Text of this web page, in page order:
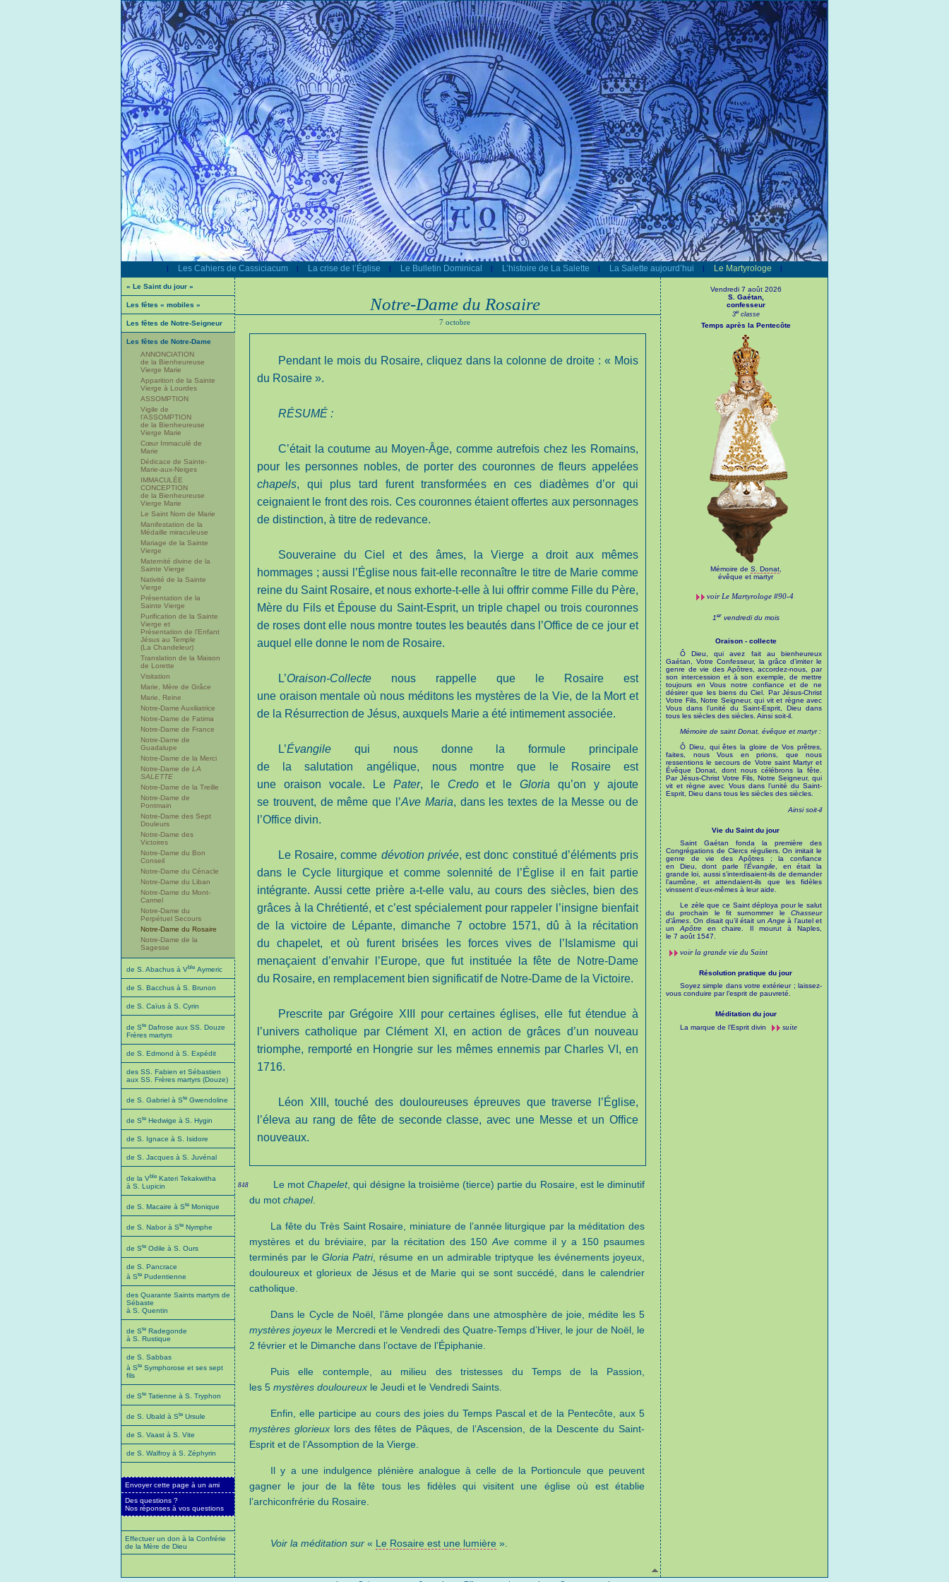
| Les Cahiers de Cassiciacum | La crise de l’Église | Le Bulletin Dominical | L’histoire de La Salette | La Salette aujourd’hui | Le Martyrologe |
« Le Saint du jour »
Les fêtes « mobiles »
Les fêtes de Notre-Seigneur
Les fêtes de Notre-Dame
ANNONCIATION
de la Bienheureuse
Vierge Marie
Apparition de la Sainte
Vierge à Lourdes
ASSOMPTION
Vigile de
l’ASSOMPTION
de la Bienheureuse
Vierge Marie
Cœur Immaculé de
Marie
Dédicace de Sainte-
Marie-aux-Neiges
IMMACULÉE
CONCEPTION
de la Bienheureuse
Vierge Marie
Le Saint Nom de Marie
Manifestation de la
Médaille miraculeuse
Mariage de la Sainte
Vierge
Maternité divine de la
Sainte Vierge
Nativité de la Sainte
Vierge
Présentation de la
Sainte Vierge
Purification de la Sainte
Vierge et
Présentation de l’Enfant
Jésus au Temple
(La Chandeleur)
Translation de la Maison
de Lorette
Visitation
Marie, Mère de Grâce
Marie, Reine
Notre-Dame Auxiliatrice
Notre-Dame de Fatima
Notre-Dame de France
Notre-Dame de
Guadalupe
Notre-Dame de la Merci
Notre-Dame de LA
SALETTE
Notre-Dame de la Treille
Notre-Dame de
Pontmain
Notre-Dame des Sept
Douleurs
Notre-Dame des
Victoires
Notre-Dame du Bon
Conseil
Notre-Dame du Cénacle
Notre-Dame du Liban
Notre-Dame du Mont-
Carmel
Notre-Dame du
Perpétuel Secours
Notre-Dame du Rosaire
Notre-Dame de la
Sagesse
de S. Abachus à Vble Aymeric
de S. Bacchus à S. Brunon
de S. Caïus à S. Cyrin
de Ste Dafrose aux SS. Douze
Frères martyrs
de S. Edmond à S. Expédit
des SS. Fabien et Sébastien
aux SS. Frères martyrs (Douze)
de S. Gabriel à Ste Gwendoline
de Ste Hedwige à S. Hygin
de S. Ignace à S. Isidore
de S. Jacques à S. Juvénal
de la Vble Kateri Tekakwitha
à S. Lupicin
de S. Macaire à Ste Monique
de S. Nabor à Ste Nymphe
de Ste Odile à S. Ours
de S. Pancrace
à Ste Pudentienne
des Quarante Saints martyrs de
Sébaste
à S. Quentin
de Ste Radegonde
à S. Rustique
de S. Sabbas
à Ste Symphorose et ses sept
fils
de Ste Tatienne à S. Tryphon
de S. Ubald à Ste Ursule
de S. Vaast à S. Vite
de S. Walfroy à S. Zéphyrin
Envoyer cette page à un ami
Des questions ?
Nos réponses à vos questions
Effectuer un don à la Confrérie
de la Mère de Dieu
Notre-Dame du Rosaire
7 octobre
Pendant le mois du Rosaire, cliquez dans la colonne de droite : « Mois
du Rosaire ».
RÉSUMÉ :
C’était la coutume au Moyen-Âge, comme autrefois chez les Romains,
pour les personnes nobles, de porter des couronnes de fleurs appelées
chapels, qui plus tard furent transformées en ces diadèmes d’or qui
ceignaient le front des rois. Ces couronnes étaient offertes aux personnages
de distinction, à titre de redevance.
Souveraine du Ciel et des âmes, la Vierge a droit aux mêmes
hommages ; aussi l’Église nous fait-elle reconnaître le titre de Marie comme
reine du Saint Rosaire, et nous exhorte-t-elle à lui offrir comme Fille du Père,
Mère du Fils et Épouse du Saint-Esprit, un triple chapel ou trois couronnes
de roses dont elle nous montre toutes les beautés dans l’Office de ce jour et
auquel elle donne le nom de Rosaire.
L’Oraison-Collecte nous rappelle que le Rosaire est
une oraison mentale où nous méditons les mystères de la Vie, de la Mort et
de la Résurrection de Jésus, auxquels Marie a été intimement associée.
L’Évangile qui nous donne la formule principale
de la salutation angélique, nous montre que le Rosaire est
une oraison vocale. Le Pater, le Credoet leGloria qu’on y ajoute
se trouvent, de même que l’Ave Maria, dans les textes de la Messe ou de
l’Office divin.
Le Rosaire, comme dévotion privée, est donc constitué d’éléments pris
dans le Cycle liturgique et comme solennité de l’Église il en fait partie
intégrante. Aussi cette prière a-t-elle valu, au cours des siècles, bien des
grâces à la Chrétienté, et c’est spécialement pour rappeler l’insigne bienfait
de la victoire de Lépante, dimanche 7 octobre 1571, dû à la récitation
du chapelet, et où furent brisées les forces vives de l’Islamisme qui
menaçaient d’envahir l’Europe, que fut instituée la fête de Notre-Dame
du Rosaire, en remplacement bien significatif de Notre-Dame de la Victoire.
Prescrite par Grégoire XIII pour certaines églises, elle fut étendue à
l’univers catholique par Clément XI, en action de grâces d’un nouveau
triomphe, remporté en Hongrie sur les mêmes ennemis par Charles VI, en
1716.
Léon XIII, touché des douloureuses épreuves que traverse l’Église,
l’éleva au rang de fête de seconde classe, avec une Messe et un Office
nouveaux.
848 Le motChapelet, qui désigne la troisième (tierce) partie du Rosaire, est le diminutif
du mot chapel.
La fête du Très Saint Rosaire, miniature de l’année liturgique par la méditation des
mystères et du bréviaire, par la récitation des 150Ave comme il y a 150 psaumes
terminés par le Gloria Patri, résume en un admirable triptyque les événements joyeux,
douloureux et glorieux de Jésus et de Marie qui se sont succédé, dans le calendrier
catholique.
Dans le Cycle de Noël, l’âme plongée dans une atmosphère de joie, médite les 5
mystères joyeux le Mercredi et le Vendredi des Quatre-Temps d’Hiver, le jour de Noël, le
2 février et le Dimanche dans l’octave de l’Épiphanie.
Puis elle contemple, au milieu des tristesses du Temps de la Passion,
les 5 mystères douloureux le Jeudi et le Vendredi Saints.
Enfin, elle participe au cours des joies du Temps Pascal et de la Pentecôte, aux 5
mystères glorieuxlors des fêtes de Pâques, de l’Ascension, de la Descente du Saint-
Esprit et de l’Assomption de la Vierge.
Il y a une indulgence plénière analogue à celle de la Portioncule que peuvent
gagner le jour de la fête tous les fidèles qui visitent une église où est établie
l’archiconfrérie du Rosaire.
Voir la méditation sur « Le Rosaire est une lumière ».
Vendredi 7 août 2026
S. Gaétan,
confesseur
3eclasse
Temps après la Pentecôte
Mémoire de S. Donat,
évêque et martyr
voir Le Martyrologe#90-4
1ervendredi du mois
Oraison - collecte
Ô Dieu, qui avez fait au bienheureux
Gaétan, Votre Confesseur, la grâce d’imiter le
genre de vie des Apôtres, accordez-nous, par
son intercession et à son exemple, de mettre
toujours en Vous notre confiance et de ne
désirer que les biens du Ciel. Par Jésus-Christ
Votre Fils, Notre Seigneur, qui vit et règne avec
Vous dans l’unité du Saint-Esprit, Dieu dans
tous les siècles des siècles. Ainsi soit-il.
Mémoire de saint Donat, évêque et martyr :
Ô Dieu, qui êtes la gloire de Vos prêtres,
faites, nous Vous en prions, que nous
ressentions le secours de Votre saint Martyr et
Évêque Donat, dont nous célébrons la fête.
Par Jésus-Christ Votre Fils, Notre Seigneur, qui
vit et règne avec Vous dans l’unité du Saint-
Esprit, Dieu dans tous les siècles des siècles.
Ainsi soit-il
Vie du Saint du jour
Saint Gaétan fonda la première des
Congrégations de Clercs réguliers. On imitait le
genre de vie des Apôtres ; la confiance
en Dieu, dont parle l’Évangile, en était la
grande loi, aussi s’interdisaient-ils de demander
l’aumône, et attendaient-ils que les fidèles
vinssent d’eux-mêmes à leur aide.
Le zèle que ce Saint déploya pour le salut
du prochain le fit surnommer le Chasseur
d’âmes. On disait qu’il était unAnge à l’autel et
unApôtre en chaire. Il mourut à Naples,
le 7 août 1547.
voir la grande vie du Saint
Résolution pratique du jour
Soyez simple dans votre extérieur ; laissez-
vous conduire par l’esprit de pauvreté.
Méditation du jour
La marque de l’Esprit divin
suite